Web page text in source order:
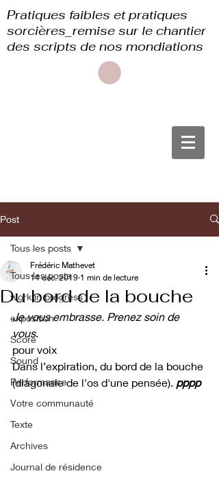
Pratiques faibles et pratiques
sorcières_remise sur le chantier
des scripts de nos mondiations
Post
Tous les posts
work in progress
exposition
Score
Sound
Performance
Votre communauté
Texte
Archives
Journal de résidence
Tous les posts
Du bord de la bouche
Frédéric Mathevet
14 déc. 2019 1 min de lecture
Je vous embrasse. Prenez soin de
vous.
pour voix
Dans l’expiration, du bord de la bouche
(diagonale de l'os d'une pensée). pppp